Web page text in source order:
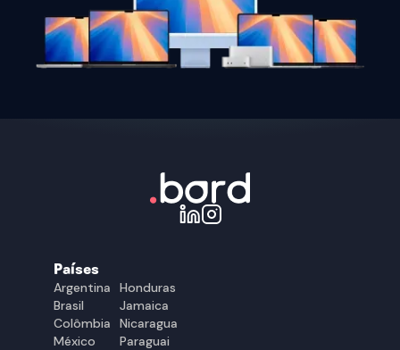
Países
Argentina
Brasil
Colômbia
México
Honduras
Jamaica
Nicaragua
Paraguai